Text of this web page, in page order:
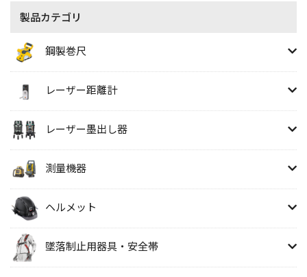
製品カテゴリ
鋼製巻尺
レーザー距離計
レーザー墨出し器
測量機器
ヘルメット
墜落制止用器具・安全帯